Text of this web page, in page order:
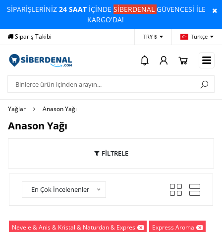
SİPARİŞLERİNİZ24 SAAT İÇİNDESİBERDENALGÜVENCESİ İLE
KARGO'DA!
Yardım Ödeme Bildirimi
TRY ₺ Türkçe
Yağlar Anason Yağı
Anason Yağı
FİLTRELE
En Çok İncelenenler
Nevele & Anis & Kristal & Naturdan & Expres
Express Aroma